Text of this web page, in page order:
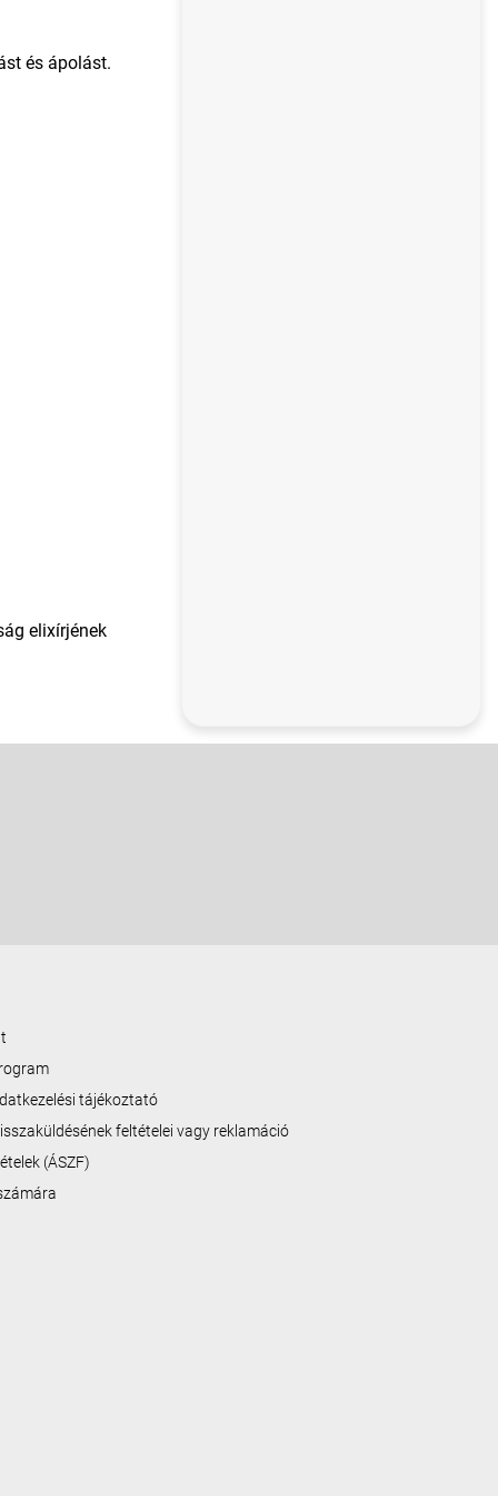
és ápolást.
elixírjének
tájékoztató
feltételei vagy reklamáció
(ÁSZF)